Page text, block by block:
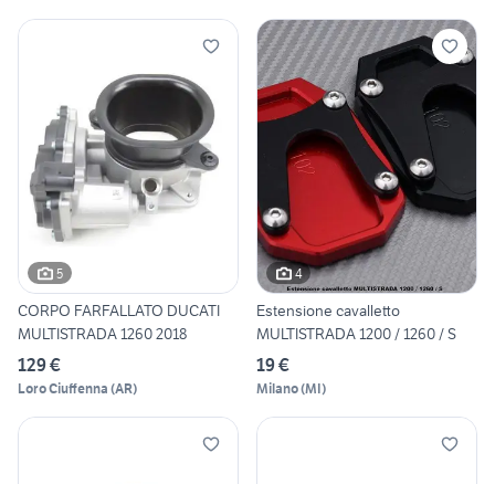
5
CORPO FARFALLATO DUCATI
MULTISTRADA 1260 2018
129 €
Loro Ciuffenna (AR)
4
Estensione cavalletto
MULTISTRADA 1200 / 1260 / S
19 €
Milano(MI)